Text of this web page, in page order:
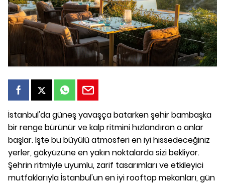
İstanbul'da güneş yavaşça batarken şehir bambaşka
bir renge bürünür ve kalp ritmini hızlandıran o anlar
başlar. İşte bu büyülü atmosferi en iyi hissedeceğiniz
yerler, gökyüzüne en yakın noktalarda sizi bekliyor.
Şehrin ritmiyle uyumlu, zarif tasarımları ve etkileyici
mutfaklarıyla İstanbul'un en iyi rooftop mekanları, gün